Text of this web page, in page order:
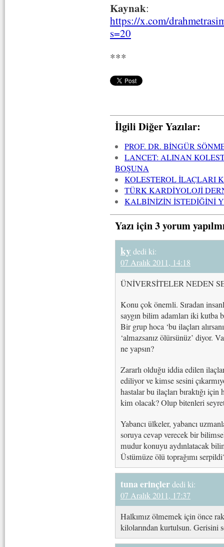
Kaynak:
https://x.com/
s=20
***
İlgili Diğer Yazılar:
PROF. DR. BİNGÜR
LANCET: ALINAN
BOŞUNA
KOLESTEROL İLAÇLARI
TÜRK KARDİYOLOJİ
KALBİNİZİN İSTEDİĞİNİ
Yazı için 3 yorum
ky dedi ki:
07 Aralık 2011, 14:18
ÜNİVERSİTELER NEDEN
Konu çok önemli. Sıradan
saygın bilim adamları iki kutba
Bir grup hoca ‘bu ilaçları
‘almazsanız ölürsünüz’ diyor.
ne yapsın?
Zararlı olduğu iddia edilen
ediliyor ve kimse sesini
hastalar bu ilaçları bıraktığı
kim olacak? Olup bitenleri
Yabancı ülkeler, yabancı
soruya cevap verecek bir
mudur konuyu aydınlatacak
Üstümüze ölü toprağımı
tuna erinçlerdedi ki:
07 Aralık 2011, 17:37
Halkımız ölmemek için önce
kilolarından kurtulsun. Gerisini